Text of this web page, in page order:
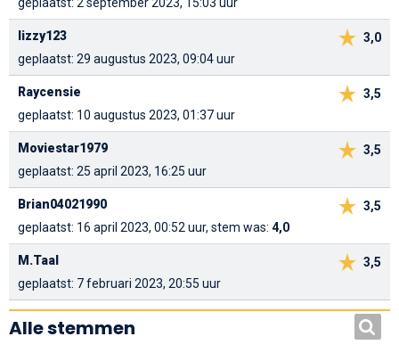
geplaatst: 2 september 2023, 15:03 uur
3,0
lizzy123
geplaatst: 29 augustus 2023, 09:04 uur
3,5
Raycensie
geplaatst: 10 augustus 2023, 01:37 uur
3,5
Moviestar1979
geplaatst: 25 april 2023, 16:25 uur
3,5
Brian04021990
geplaatst: 16 april 2023, 00:52 uur, stem was: 4,0
3,5
M.Taal
geplaatst: 7 februari 2023, 20:55 uur
Alle stemmen